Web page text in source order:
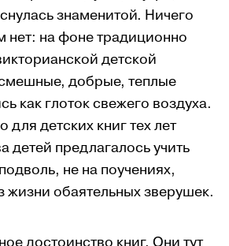
знаменитой. Ничего
нет: на фоне традиционно
детской
добрые, теплые
как глоток свежего воздуха.
детских книг тех лет
детей предлагалось учить
не на поучениях,
жизни обаятельных зверушек.